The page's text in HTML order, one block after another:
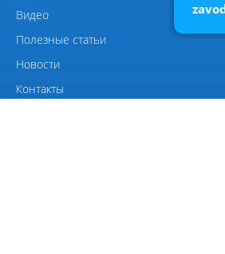
вентиляции